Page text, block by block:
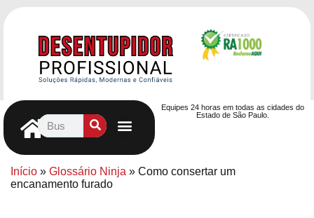
Equipes 24 horas em todas as cidades do
Estado de São Paulo.
Início » Glossário Ninja » Como consertar um
encanamento furado